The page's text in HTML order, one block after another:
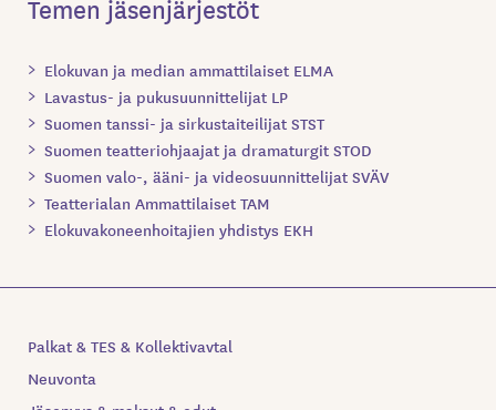
Temen jäsenjärjestöt
Elokuvan ja median ammattilaiset ELMA
Lavastus- ja pukusuunnittelijat LP
Suomen tanssi- ja sirkustaiteilijat STST
Suomen teatteriohjaajat ja dramaturgit STOD
Suomen valo-, ääni- ja videosuunnittelijat SVÄV
Teatterialan Ammattilaiset TAM
Elokuvakoneenhoitajien yhdistys EKH
Palkat & TES & Kollektivavtal
Neuvonta